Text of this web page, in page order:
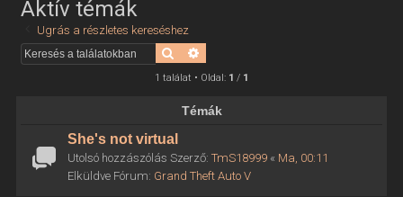
Aktív témák
Ugrás a részletes kereséshez
Keresés
1 találat • Oldal: 1 / 1
Témák
She's not virtual
Utolsó hozzászólás Szerző: TmS18999« Ma, 00:11
Elküldve Fórum: Grand Theft Auto V